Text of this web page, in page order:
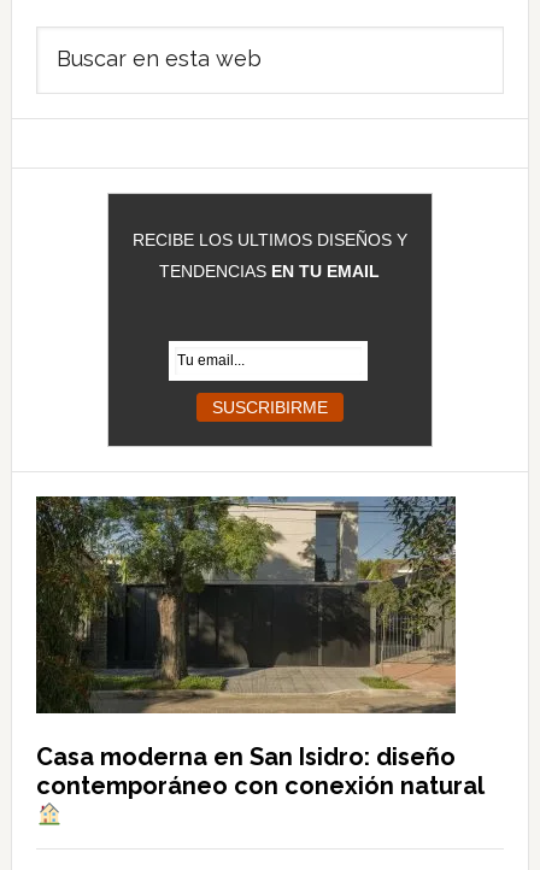
Barra
lateral
principal
RECIBE LOS ULTIMOS DISEÑOS Y
TENDENCIAS EN TU EMAIL
Casa moderna en San Isidro: diseño
contemporáneo con conexión natural